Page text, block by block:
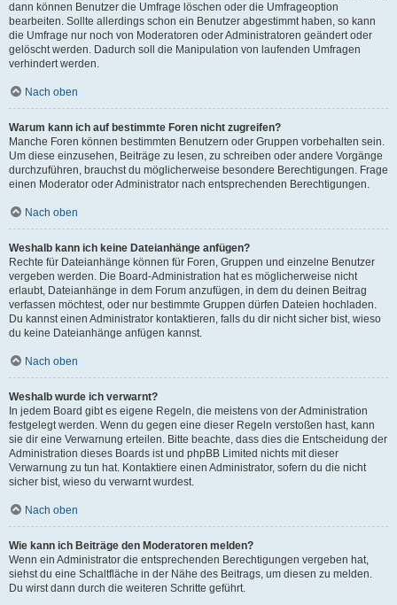
dann können Benutzer die Umfrage löschen oder die Umfrageoption
bearbeiten. Sollte allerdings schon ein Benutzer abgestimmt haben, so kann
die Umfrage nur noch von Moderatoren oder Administratoren geändert oder
gelöscht werden. Dadurch soll die Manipulation von laufenden Umfragen
verhindert werden.
Nach oben
Warum kann ich auf bestimmte Foren nicht zugreifen?
Manche Foren können bestimmten Benutzern oder Gruppen vorbehalten sein.
Um diese einzusehen, Beiträge zu lesen, zu schreiben oder andere Vorgänge
durchzuführen, brauchst du möglicherweise besondere Berechtigungen. Frage
einen Moderator oder Administrator nach entsprechenden Berechtigungen.
Nach oben
Weshalb kann ich keine Dateianhänge anfügen?
Rechte für Dateianhänge können für Foren, Gruppen und einzelne Benutzer
vergeben werden. Die Board-Administration hat es möglicherweise nicht
erlaubt, Dateianhänge in dem Forum anzufügen, in dem du deinen Beitrag
verfassen möchtest, oder nur bestimmte Gruppen dürfen Dateien hochladen.
Du kannst einen Administrator kontaktieren, falls du dir nicht sicher bist, wieso
du keine Dateianhänge anfügen kannst.
Nach oben
Weshalb wurde ich verwarnt?
In jedem Board gibt es eigene Regeln, die meistens von der Administration
festgelegt werden. Wenn du gegen eine dieser Regeln verstoßen hast, kann
sie dir eine Verwarnung erteilen. Bitte beachte, dass dies die Entscheidung der
Administration dieses Boards ist und phpBB Limited nichts mit dieser
Verwarnung zu tun hat. Kontaktiere einen Administrator, sofern du die nicht
sicher bist, wieso du verwarnt wurdest.
Nach oben
Wie kann ich Beiträge den Moderatoren melden?
Wenn ein Administrator die entsprechenden Berechtigungen vergeben hat,
siehst du eine Schaltfläche in der Nähe des Beitrags, um diesen zu melden.
Du wirst dann durch die weiteren Schritte geführt.